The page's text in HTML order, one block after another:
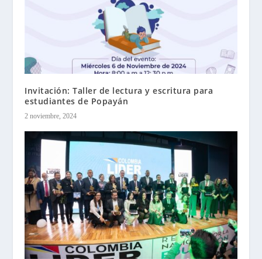
Invitación: Taller de lectura y escritura para
estudiantes de Popayán
2 noviembre, 2024